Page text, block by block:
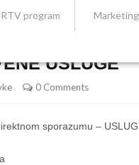
RTV program Marketing
USLUGE
0 Comments
sporazumu –